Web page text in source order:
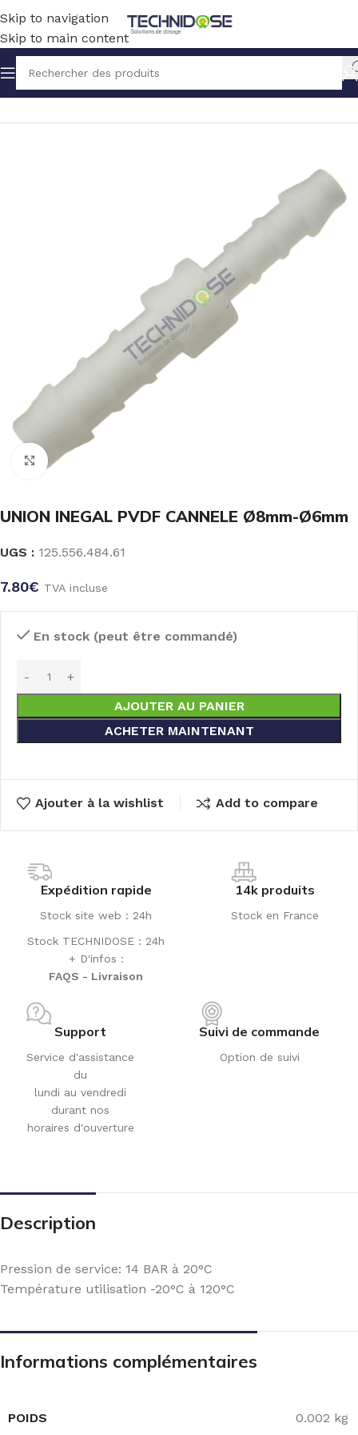
Skip to navigation
Skip to main content
Accueil TUYAUX ET RACCORDS RACCORDS PVDF
Click to enlarge
UNION INEGAL PVDF CANNELE Ø8mm-Ø6mm
UGS : 125.556.484.61
7.80€ TVA incluse
En stock (peut être commandé)
AJOUTER AU PANIER
ACHETER MAINTENANT
Ajouter à la wishlist Add to compare
Expédition rapide
Stock site web : 24h
Stock TECHNIDOSE : 24h
+ D'infos :
FAQS - Livraison
14k produits
Stock en France
Support
Service d'assistance
du
lundi au vendredi
durant nos
horaires d'ouverture
Suivi de commande
Option de suivi
Description
Pression de service: 14 BAR à 20°C
Température utilisation -20°C à 120°C
Informations complémentaires
POIDS 0.002 kg